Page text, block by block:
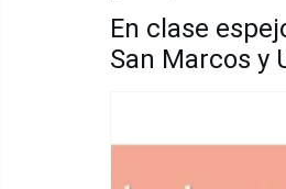
En clase
San Marcos y